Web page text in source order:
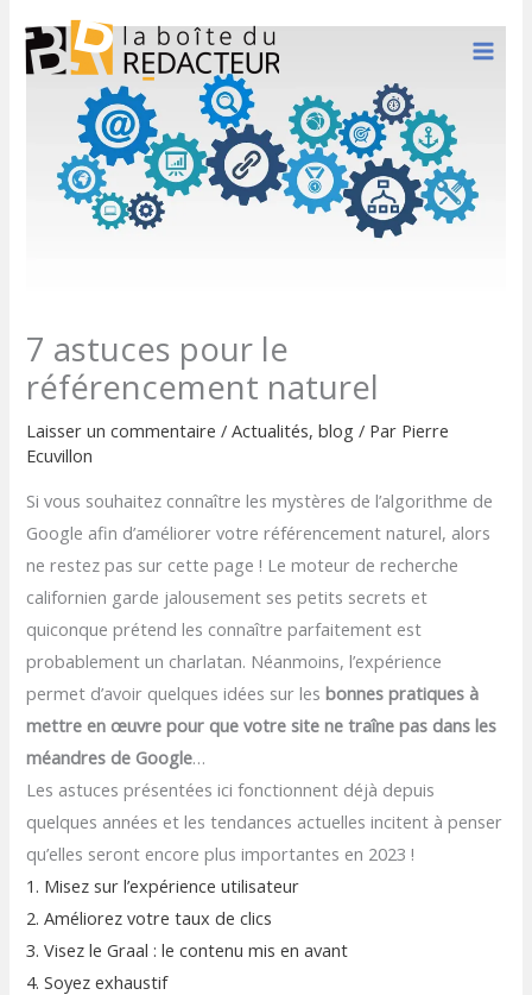
contenu
7 astuces pour le
référencement naturel
Laisser un commentaire /Actualités,blog / Par Pierre
Ecuvillon
Si vous souhaitez connaître les mystères de l’algorithme de
Google afin d’améliorer votre référencement naturel, alors
ne restez pas sur cette page ! Le moteur de recherche
californien garde jalousement ses petits secrets et
quiconque prétend les connaître parfaitement est
probablement un charlatan. Néanmoins, l’expérience
permet d’avoir quelques idées sur lesbonnes pratiques à
mettre en œuvre pour que votre site ne traîne pas dans les
méandres de Google…
Les astuces présentées ici fonctionnent déjà depuis
quelques années et les tendances actuelles incitent à penser
qu’elles seront encore plus importantes en 2023 !
1. Misez sur l’expérience utilisateur
2. Améliorez votre taux de clics
3. Visez le Graal : le contenu mis en avant
4. Soyez exhaustif